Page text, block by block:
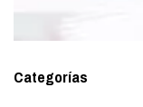
Categorías